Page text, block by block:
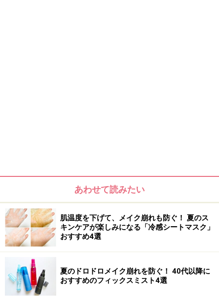
あわせて読みたい
肌温度を下げて、メイク崩れも防ぐ！ 夏のス
キンケアが楽しみになる「冷感シートマスク」
おすすめ4選
夏のドロドロメイク崩れを防ぐ！ 40代以降に
おすすめのフィックスミスト4選